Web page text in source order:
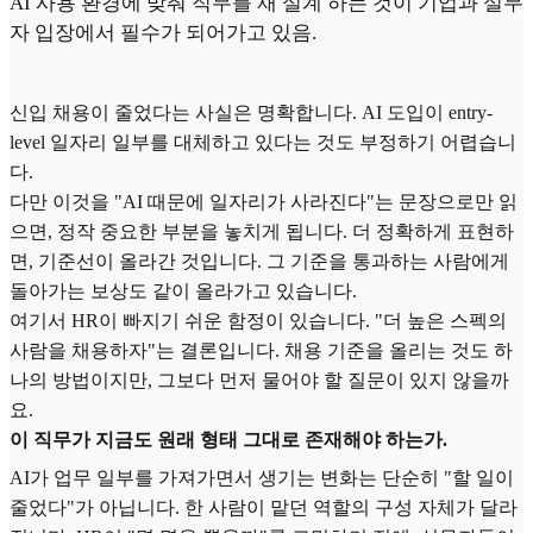
자 입장에서 필수가 되어가고 있음.
신입 채용이 줄었다는 사실은 명확합니다. AI 도입이 entry-
level 일자리 일부를 대체하고 있다는 것도 부정하기 어렵습니
다.
다만 이것을 "AI 때문에 일자리가 사라진다"는 문장으로만 읽
으면, 정작 중요한 부분을 놓치게 됩니다. 더 정확하게 표현하
면, 기준선이 올라간 것입니다. 그 기준을 통과하는 사람에게
돌아가는 보상도 같이 올라가고 있습니다.
여기서 HR이 빠지기 쉬운 함정이 있습니다. "더 높은 스펙의
사람을 채용하자"는 결론입니다. 채용 기준을 올리는 것도 하
나의 방법이지만, 그보다 먼저 물어야 할 질문이 있지 않을까
요.
이 직무가 지금도 원래 형태 그대로 존재해야 하는가.
AI가 업무 일부를 가져가면서 생기는 변화는 단순히 "할 일이
줄었다"가 아닙니다. 한 사람이 맡던 역할의 구성 자체가 달라